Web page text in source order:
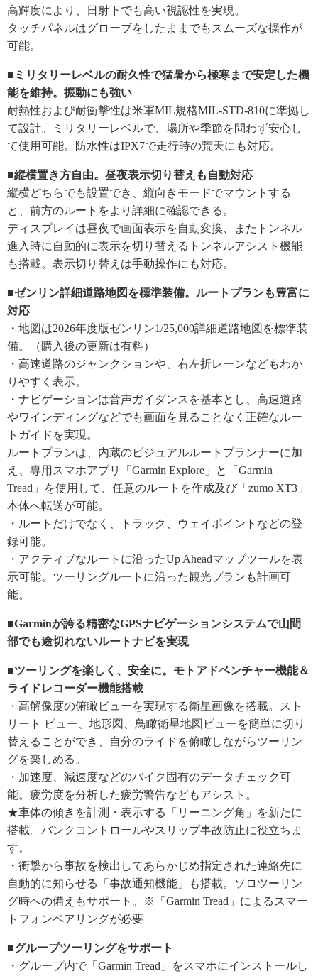
高輝度により、日射下でも高い視認性を実現。
タッチパネルはグローブをしたままでもスムーズな操作が
可能。
■ミリタリーレベルの耐久性で猛暑から極寒まで安定した機
能を維持。振動にも強い
耐熱性および耐衝撃性は米軍MIL規格MIL-STD-810に準拠し
て設計。ミリタリーレベルで、場所や季節を問わず安心し
て使用可能。防水性はIPX7で走行時の荒天にも対応。
■縦横置き方自由。昼夜表示切り替えも自動対応
縦横どちらでも設置でき、縦向きモードでマウントする
と、前方のルートをより詳細に確認できる。
ディスプレイは昼夜で画面表示を自動変換、またトンネル
進入時に自動的に表示を切り替えるトンネルアシスト機能
も搭載。表示切り替えは手動操作にも対応。
■ゼンリン詳細道路地図を標準装備。ルートプランも豊富に
対応
・地図は2026年度版ゼンリン1/25,000詳細道路地図を標準装
備。（購入後の更新は有料）
・高速道路のジャンクションや、右左折レーンなどもわか
りやすく表示。
・ナビゲーションは音声ガイダンスを基本とし、高速道路
やワインディングなどでも画面を見ることなく正確なルー
トガイドを実現。
ルートプランは、内蔵のビジュアルルートプランナーに加
え、専用スマホアプリ「Garmin Explore」と「Garmin
Tread」を使用して、任意のルートを作成及び「zumo XT3」
本体へ転送が可能。
・ルートだけでなく、トラック、ウェイポイントなどの登
録可能。
・アクティブなルートに沿ったUp Aheadマップツールを表
示可能。ツーリングルートに沿った観光プランも計画可
能。
■Garminが誇る精密なGPSナビゲーションシステムで山間
部でも途切れないルートナビを実現
■ツーリングを楽しく、安全に。モトアドベンチャー機能＆
ライドレコーダー機能搭載
・高解像度の俯瞰ビューを実現する衛星画像を搭載。スト
リート ビュー、地形図、鳥瞰衛星地図ビューを簡単に切り
替えることができ、自分のライドを俯瞰しながらツーリン
グを楽しめる。
・加速度、減速度などのバイク固有のデータチェック可
能。疲労度を分析した疲労警告などもアシスト。
★車体の傾きを計測・表示する「リーニング角」を新たに
搭載。バンクコントロールやスリップ事故防止に役立ちま
す。
・衝撃から事故を検出してあらかじめ指定された連絡先に
自動的に知らせる「事故通知機能」も搭載。ソロツーリン
グ時への備えもサポート。※「Garmin Tread」によるスマー
トフォンペアリングが必要
■グループツーリングをサポート
・グループ内で「Garmin Tread」をスマホにインストールし